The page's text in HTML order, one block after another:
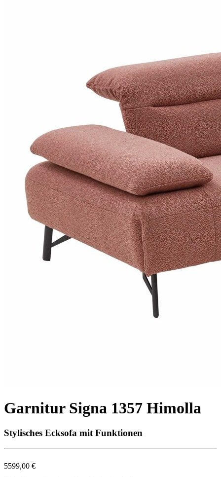
Garnitur Signa 1357 Himolla
Stylisches Ecksofa mit Funktionen
5599,00 €